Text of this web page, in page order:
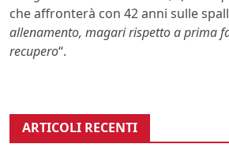
che affronterà con 42 anni sulle
allenamento, magari rispetto a prima
recupero“.
ARTICOLI RECENTI